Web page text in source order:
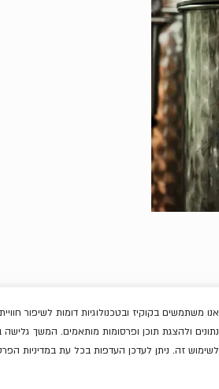
אנו משתמשים בקוקיז ובטכנולוגיות דומות לשיפור
נתונים ולהצגת תוכן ופרסומות מותאמים. המשך
לשימוש זה. ניתן לעדכן העדפות בכל עת במדיניות
ריבות וממרחים
שוקולדים